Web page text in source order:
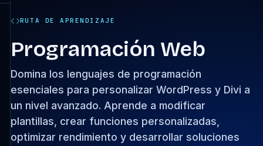
RUTA DE APRENDIZAJE
Programación Web
Domina los lenguajes de programación
esenciales para personalizar WordPress y Divi a
un nivel avanzado. Aprende a modificar
plantillas, crear funciones personalizadas,
optimizar rendimiento y desarrollar soluciones